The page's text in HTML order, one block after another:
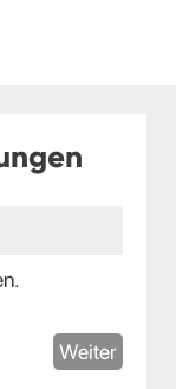
Weiter